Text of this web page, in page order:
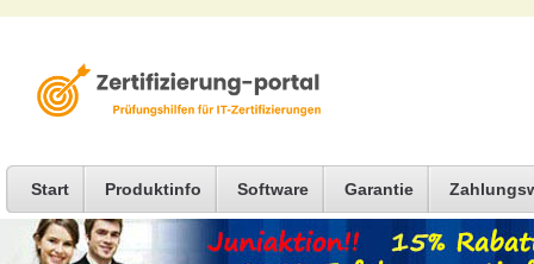
Start Produktinfo Software Garantie